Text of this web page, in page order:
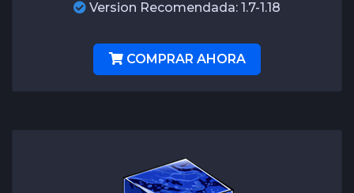
Version Recomendada: 1.7-1.18
COMPRAR AHORA